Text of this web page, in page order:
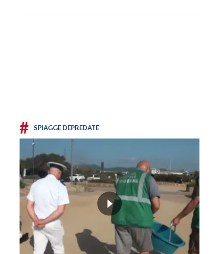
# SPIAGGE DEPREDATE